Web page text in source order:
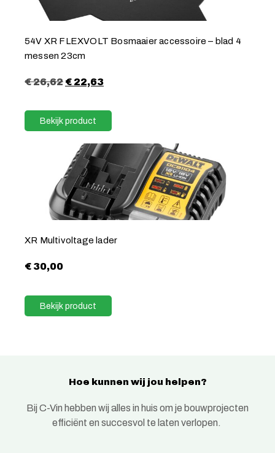
54V XR FLEXVOLT Bosmaaier accessoire – blad 4
messen 23cm
€26,62€22,63
Bekijk product
XR Multivoltage lader
€30,00
Bekijk product
Hoe kunnen wij jou helpen?
Bij C-Vin hebben wij alles in huis om je bouwprojecten
efficiënt en succesvol te laten verlopen.